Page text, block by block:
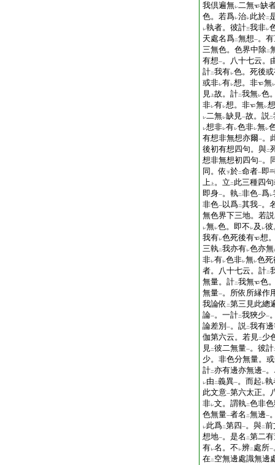
我倶遍無レ二無
缺
色。若爲レ治レ此於二
レ執者。彼計三我非レ
天處名爲二無想一。
三無色。色界中除二
有想一。八十七云。
計二我有レ色。死後
或非レ有レ想。非 無レ
見 上故。計二我無レ色
非レ有レ想。非 無レ
レ二無レ缺見一故。説二
レ想非レ有レ色非レ無レ
有想非無想亦爾一。
後初有想四句。與二
想非無想初四句一。
同。依 下於二命者一即
上 上 。立 二 此三種四
即身一。執二非色一爲レ
非色一 以爲二其我一。
無色界下三地。若説
レ無レ色。即不 レ及 レ彼
我有レ色死後有
想
三執二我亦有レ色亦無
非レ有レ色非レ無レ色死
者。八十七云。計二
無量。計二我無
色
無量一。所依所縁作
我論依 二第三見此總
論一。一計二我狹少一
論差別 一。説二我有
伽第六云。若見二 少
見二彼二無量一。彼計
少。非色分無量。
計二亦有邊亦無邊一
レ由 二義異一。而起 レ執
此文意一第六太正。
非レ文。謂執二色非
色無量一者名 二無邊一
レ此爲二第四一。與二前
想地一。是名 二第二
有レ名。不 レ辨二 處所一
在二 空無邊處識無邊